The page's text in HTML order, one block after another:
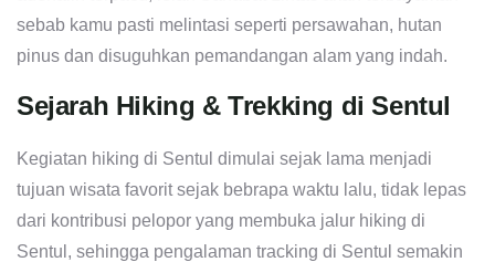
sebab kamu pasti melintasi seperti persawahan, hutan
pinus dan disuguhkan pemandangan alam yang indah.
Sejarah Hiking & Trekking di Sentul
Kegiatan hiking di Sentul dimulai sejak lama menjadi
tujuan wisata favorit sejak bebrapa waktu lalu, tidak lepas
dari kontribusi pelopor yang membuka jalur hiking di
Sentul, sehingga pengalaman tracking di Sentul semakin